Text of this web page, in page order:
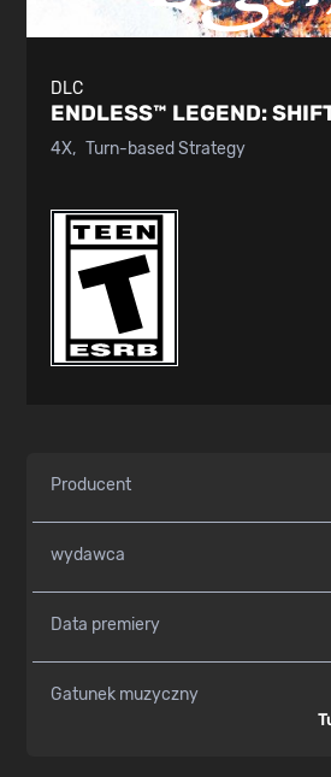
DLC
ENDLESS™ LEGEND:
4X Turn-based Strategy
Producent
wydawca
Data premiery
Gatunek muzyczny